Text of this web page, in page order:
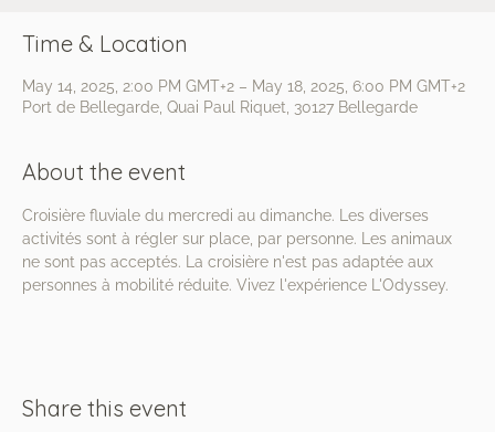
Time & Location
May 14, 2025, 2:00 PM GMT+2 – May 18, 2025, 6:00 PM GMT+2
Port de Bellegarde, Quai Paul Riquet, 30127 Bellegarde
About the event
Croisière fluviale du mercredi au dimanche. Les diverses
activités sont à régler sur place, par personne. Les animaux
ne sont pas acceptés. La croisière n'est pas adaptée aux
personnes à mobilité réduite. Vivez l'expérience L'Odyssey.
Share this event